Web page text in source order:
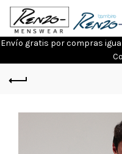
Envío gratis por compras